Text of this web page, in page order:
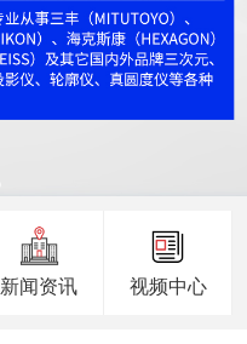
新闻资讯 视频中心